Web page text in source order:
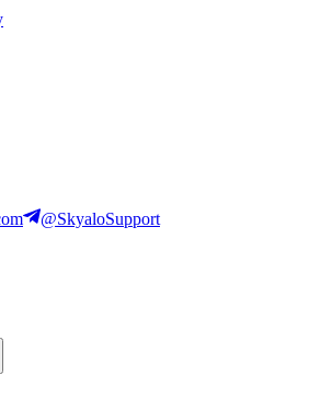
@SkyaloSupport